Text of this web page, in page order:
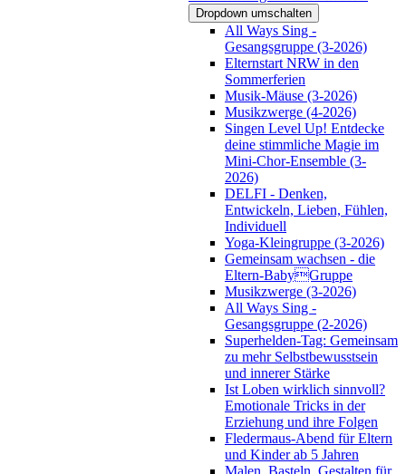
Dropdown umschalten
All Ways Sing -
Gesangsgruppe (3-2026)
Elternstart NRW in den
Sommerferien
Musik-Mäuse (3-2026)
Musikzwerge (4-2026)
Singen Level Up! Entdecke
deine stimmliche Magie im
Mini-Chor-Ensemble (3-
2026)
DELFI - Denken,
Entwickeln, Lieben, Fühlen,
Individuell
Yoga-Kleingruppe (3-2026)
Gemeinsam wachsen - die
Eltern-BabyGruppe
Musikzwerge (3-2026)
All Ways Sing -
Gesangsgruppe (2-2026)
Superhelden-Tag: Gemeinsam
zu mehr Selbstbewusstsein
und innerer Stärke
Ist Loben wirklich sinnvoll?
Emotionale Tricks in der
Erziehung und ihre Folgen
Fledermaus-Abend für Eltern
und Kinder ab 5 Jahren
Malen, Basteln, Gestalten für